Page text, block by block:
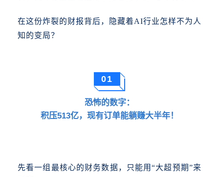
在这份炸裂的财报背后，隐藏着AI行业怎样不为人
知的变局？
01
恐怖的数字：
积压513亿，现有订单能躺赚大半年！
先看一组最核心的财务数据，只能用“大超预期”来